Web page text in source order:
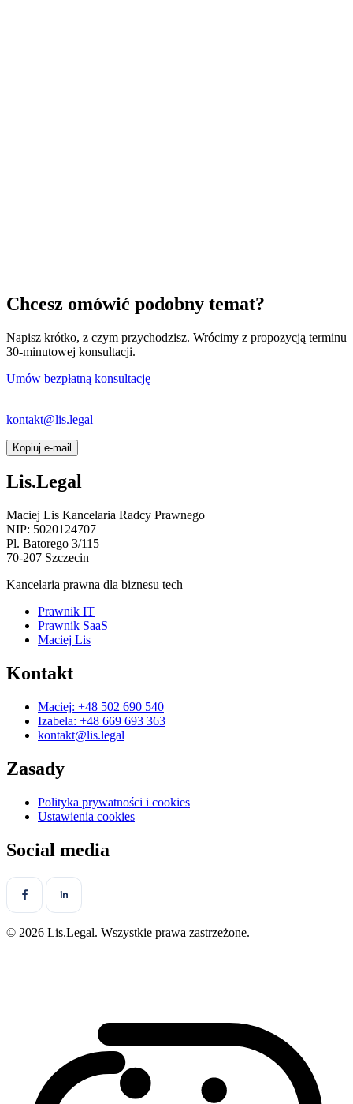
Chcesz omówić podobny temat?
Napisz krótko, z czym przychodzisz. Wrócimy z propozycją terminu
30-minutowej konsultacji.
Umów bezpłatną konsultację
kontakt@lis.legal
Kopiuj e-mail
Lis.Legal
Maciej Lis Kancelaria Radcy Prawnego
NIP: 5020124707
Pl. Batorego 3/115
70-207 Szczecin
Kancelaria prawna dla biznesu tech
Prawnik IT
Prawnik SaaS
Maciej Lis
Kontakt
Maciej: +48 502 690 540
Izabela: +48 669 693 363
kontakt@lis.legal
Zasady
Polityka prywatności i cookies
Ustawienia cookies
Social media
© 2026 Lis.Legal. Wszystkie prawa zastrzeżone.